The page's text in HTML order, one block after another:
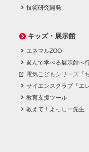
技術研究開発
キッズ・展示館
エネマルZOO
遊んで学べる展示館へ
電気こどもシリーズ「
サイエンスクラブ「エ
教育支援ツール
教えて！よっしー先生